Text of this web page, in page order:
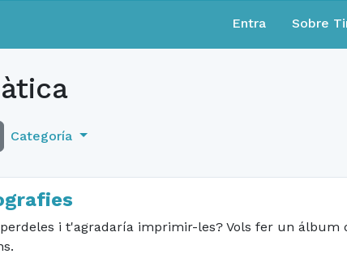
Entra Sobre
Categoría
i t'agradaría imprimir-les? Vols fer un álbum